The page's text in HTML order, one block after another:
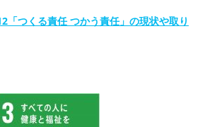
「つくる責任 つかう責任」の現状や取り